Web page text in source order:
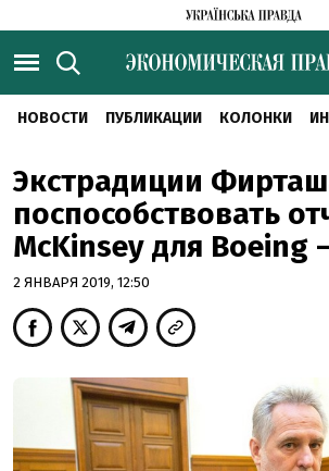
НОВОСТИ ПУБЛИКАЦИИ КОЛОНКИ
Экстрадиции
поспособствовать
McKinsey для Boeing
2 ЯНВАРЯ 2019, 12:50